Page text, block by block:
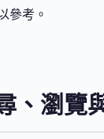
參考。
、瀏覽